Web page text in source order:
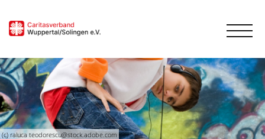
(c) raluca teodorescu@stock.adobe.com